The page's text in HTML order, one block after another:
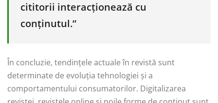
cititorii interacționează cu
conținutul.”
În concluzie, tendințele actuale în revistă sunt
determinate de evoluția tehnologiei și a
comportamentului consumatorilor. Digitalizarea